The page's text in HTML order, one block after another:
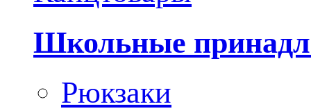
Школьные
Рюкзаки